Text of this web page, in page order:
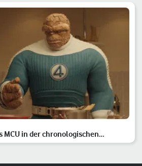
MCU in der chronologischen